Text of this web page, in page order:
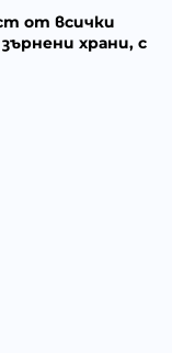
от всички
храни, с